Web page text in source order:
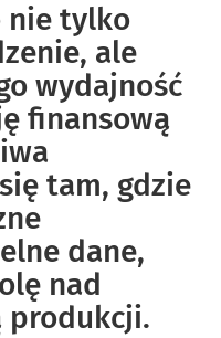
nie tylko
ale
wydajność
finansową
tam, gdzie
dane,
nad
produkcji.